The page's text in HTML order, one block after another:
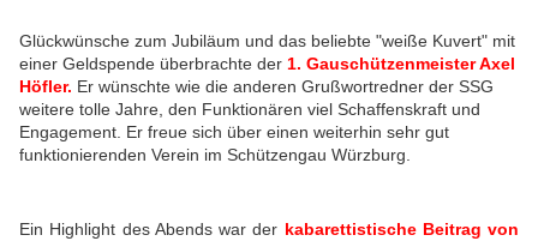
Glückwünsche zum Jubiläum und das beliebte "weiße Kuvert" mit
einer Geldspende überbrachte der 1. Gauschützenmeister Axel
Höfler. Er wünschte wie die anderen Grußwortredner der SSG
weitere tolle Jahre, den Funktionären viel Schaffenskraft und
Engagement. Er freue sich über einen weiterhin sehr gut
funktionierenden Verein im Schützengau Würzburg.
Ein Highlight des Abends war der kabarettistische Beitrag von